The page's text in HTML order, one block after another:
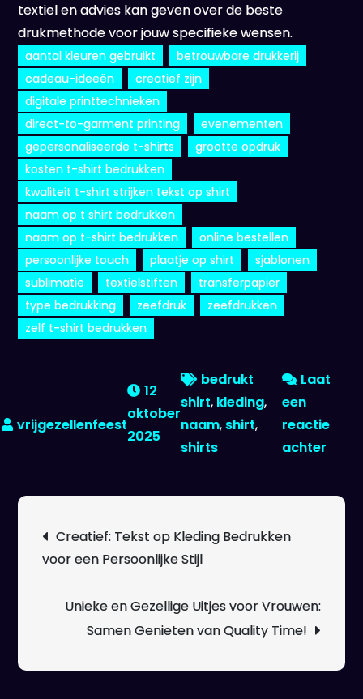
textiel en advies kan geven over de beste
drukmethode voor jouw specifieke wensen.
aantal kleuren gebruikt
betrouwbare drukkerij
cadeau-ideeën
creatief zijn
digitale printtechnieken
direct-to-garment printing
evenementen
gepersonaliseerde t-shirts
grootte opdruk
kosten t-shirt bedrukken
kwaliteit t-shirt strijken tekst op shirt
naam op t shirt bedrukken
naam op t-shirt bedrukken
online bestellen
persoonlijke touch
plaatje op shirt
sjablonen
sublimatie
textielstiften
transferpapier
type bedrukking
zeefdruk
zeefdrukken
zelf t-shirt bedrukken
12
oktober
2025
bedrukt
shirt, kleding,
naam,shirt,
shirts
Laat
een
reactie
achter
Creatief: Tekst op Kleding Bedrukken
voor een Persoonlijke Stijl
Unieke en Gezellige Uitjes voor Vrouwen:
Samen Genieten van Quality Time!